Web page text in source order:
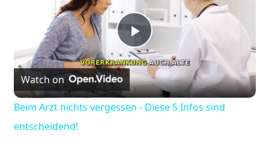
Play
Video
Watch on
Beim Arzt nichts vergessen - Diese 5 Infos sind
entscheidend!